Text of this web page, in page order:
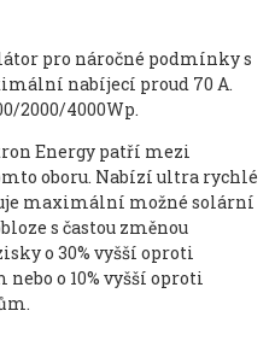
pro náročné podmínky s
nabíjecí proud 70 A.
2000/4000Wp.
Energy patří mezi
oboru. Nabízí ultra rychlé
maximální možné solární
s častou změnou
o 30% vyšší oproti
o 10% vyšší oproti